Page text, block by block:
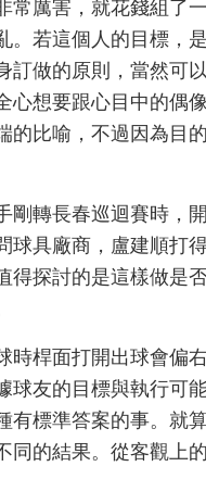
常厲害，就花錢組了
。若這個人的目標，
做的原則，當然可以
心想要跟心目中的偶
的比喻，不過因為目
剛轉長春巡迴賽時，
球具廠商，盧建順打
得探討的是這樣做是
時桿面打開出球會偏
球友的目標與執行可
有標準答案的事。就
的結果。從客觀上